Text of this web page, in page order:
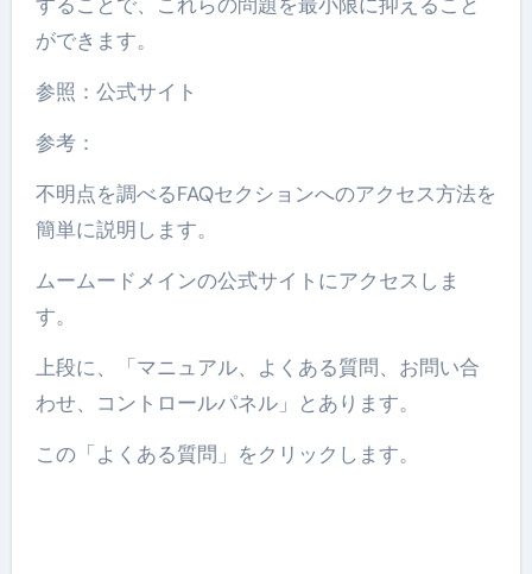
ができます。
参照：公式サイト
参考：
不明点を調べるFAQセクションへのアクセス方法を
簡単に説明します。
ムームードメインの公式サイトにアクセスしま
す。
上段に、「マニュアル、よくある質問、お問い合
わせ、コントロールパネル」とあります。
この「よくある質問」をクリックします。